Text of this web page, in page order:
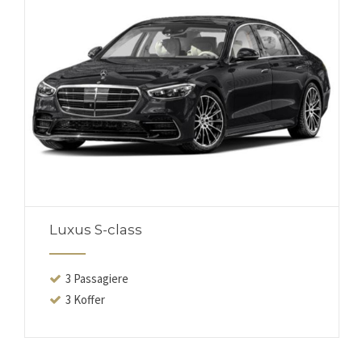
Luxus S-class
3 Passagiere
3 Koffer